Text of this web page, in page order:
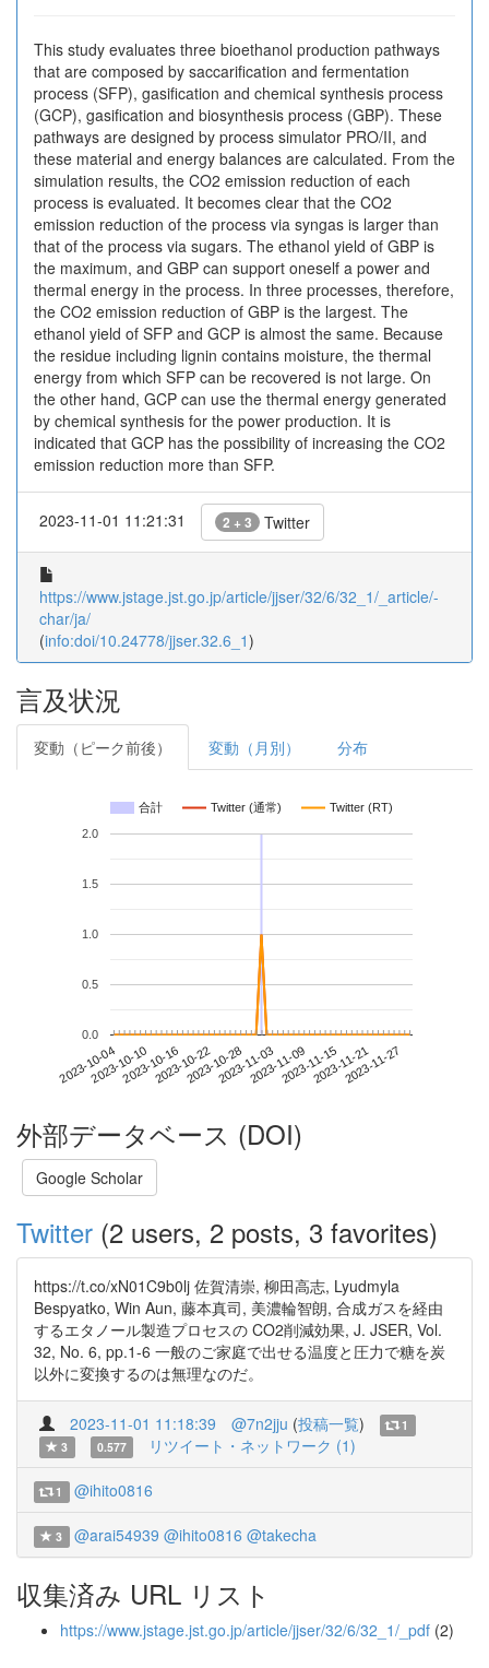
This study evaluates three bioethanol production pathways
that are composed by saccarification and fermentation
process (SFP), gasification and chemical synthesis process
(GCP), gasification and biosynthesis process (GBP). These
pathways are designed by process simulator PRO/II, and
these material and energy balances are calculated. From the
simulation results, the CO2 emission reduction of each
process is evaluated. It becomes clear that the CO2
emission reduction of the process via syngas is larger than
that of the process via sugars. The ethanol yield of GBP is
the maximum, and GBP can support oneself a power and
thermal energy in the process. In three processes, therefore,
the CO2 emission reduction of GBP is the largest. The
ethanol yield of SFP and GCP is almost the same. Because
the residue including lignin contains moisture, the thermal
energy from which SFP can be recovered is not large. On
the other hand, GCP can use the thermal energy generated
by chemical synthesis for the power production. It is
indicated that GCP has the possibility of increasing the CO2
emission reduction more than SFP.
2023-11-01 11:21:31 2 + 3 Twitter
https://www.jstage.jst.go.jp/article/jjser/32/6/32_1/_article/-
char/ja/
(info:doi/10.24778/jjser.32.6_1)
言及状況
変動（ピーク前後） 変動（月別） 分布
合計 Twitter (通常) Twitter (RT)
2023-10-042023-10-102023-10-162023-10-222023-10-282023-11-032023-11-092023-11-152023-11-212023-11-27
0.0
0.5
1.0
1.5
2.0
外部データベース (DOI)
Google Scholar
Twitter (2 users, 2 posts, 3 favorites)
https://t.co/xN01C9b0lj 佐賀清崇, 柳田高志, Lyudmyla
Bespyatko, Win Aun, 藤本真司, 美濃輪智朗, 合成ガスを経由
するエタノール製造プロセスの CO2削減効果, J. JSER, Vol.
32, No. 6, pp.1-6 一般のご家庭で出せる温度と圧力で糖を炭
以外に変換するのは無理なのだ。
2023-11-01 11:18:39 @7n2jju (投稿一覧)
1
3
0.577 リツイート・ネットワーク (1)
1 @ihito0816
3 @arai54939 @ihito0816 @takecha
収集済み URL リスト
https://www.jstage.jst.go.jp/article/jjser/32/6/32_1/_pdf (2)